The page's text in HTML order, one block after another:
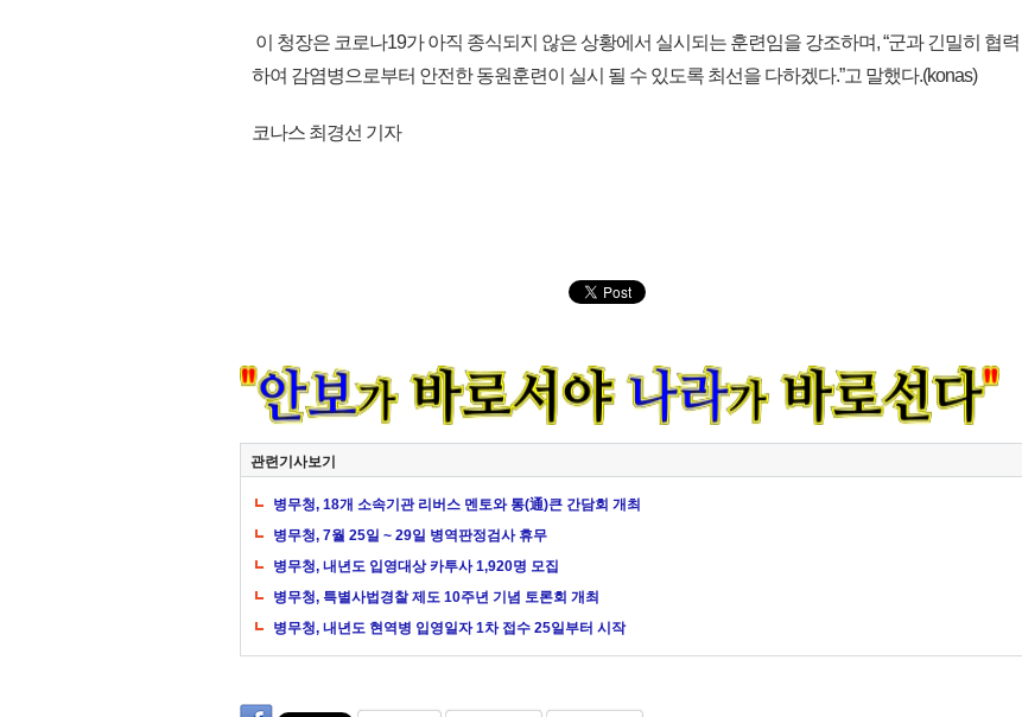
이 청장은 코로나19가 아직 종식되지 않은 상황에서 실시되는 훈련임을 강조하며, “군과 긴밀히 협력
하여 감염병으로부터 안전한 동원훈련이 실시 될 수 있도록 최선을 다하겠다.”고 말했다.(konas)
코나스 최경선 기자
관련기사보기
병무청, 18개 소속기관 리버스 멘토와 통(通)큰 간담회 개최
병무청, 7월 25일 ~ 29일 병역판정검사 휴무
병무청, 내년도 입영대상 카투사 1,920명 모집
병무청, 특별사법경찰 제도 10주년 기념 토론회 개최
병무청, 내년도 현역병 입영일자 1차 접수 25일부터 시작